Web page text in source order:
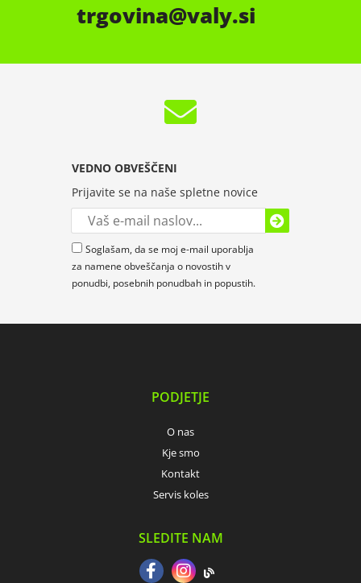
trgovina valy.si
VEDNO OBVEŠČENI
Prijavite se na naše spletne novice
Soglašam, da se moj e-mail uporablja
za namene obveščanja o novostih v
ponudbi, posebnih ponudbah in popustih.
PODJETJE
O nas
Kje smo
Kontakt
Servis koles
SLEDITE NAM